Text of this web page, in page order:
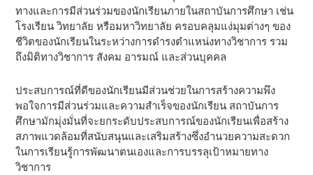
ทางและการมีส่วนร่วมของนักเรียนภายในสถาบันการศึกษา เช่น
โรงเรียน วิทยาลัย หรือมหาวิทยาลัย ครอบคลุมแง่มุมต่างๆ ของ
ชีวิตของนักเรียนในระหว่างการดํารงตําแหน่งทางวิชาการ รวม
ถึงมิติทางวิชาการ สังคม อารมณ์ และส่วนบุคคล
ประสบการณ์ที่ดีของนักเรียนมีส่วนช่วยในการสร้างความพึง
พอใจการมีส่วนร่วมและความสําเร็จของนักเรียน สถาบันการ
ศึกษามักมุ่งมั่นที่จะยกระดับประสบการณ์ของนักเรียนเพื่อสร้าง
สภาพแวดล้อมที่สนับสนุนและเสริมสร้างซึ่งอํานวยความสะดวก
ในการเรียนรู้การพัฒนาตนเองและการบรรลุเป้าหมายทาง
วิชาการ